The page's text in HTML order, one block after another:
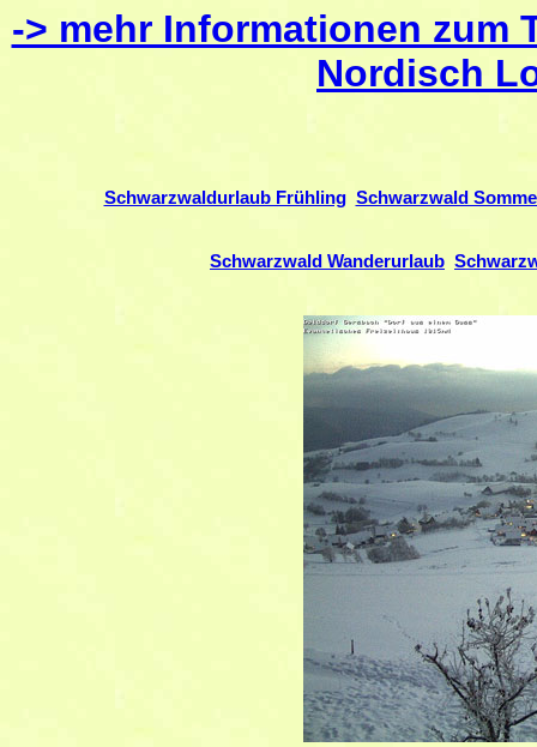
-> mehr Informationen zum
Nordisch
Schwarzwaldurlaub Frühling Schwarzwald
Schwarzwald Wanderurlaub